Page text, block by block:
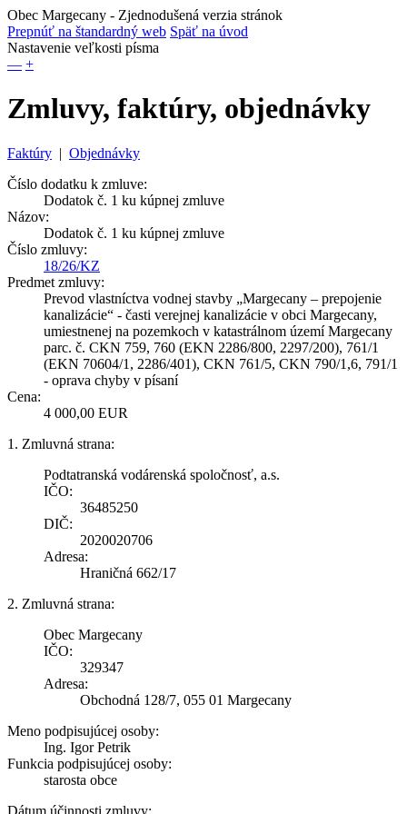
Obec Margecany - Zjednodušená verzia stránok
Prepnúť na štandardný web Späť na úvod
Nastavenie veľkosti písma
— +
Zmluvy, faktúry, objednávky
Faktúry | Objednávky
Číslo dodatku k zmluve:
Dodatok č. 1 ku kúpnej zmluve
Názov:
Dodatok č. 1 ku kúpnej zmluve
Číslo zmluvy:
18/26/KZ
Predmet zmluvy:
Prevod vlastníctva vodnej stavby „Margecany – prepojenie
kanalizácie“ - časti verejnej kanalizácie v obci Margecany,
umiestnenej na pozemkoch v katastrálnom území Margecany
parc. č. CKN 759, 760 (EKN 2286/800, 2297/200), 761/1
(EKN 70604/1, 2286/401), CKN 761/5, CKN 790/1,6, 791/1
- oprava chyby v písaní
Cena:
4 000,00 EUR
1. Zmluvná strana:
Podtatranská vodárenská spoločnosť, a.s.
IČO:
36485250
DIČ:
2020020706
Adresa:
Hraničná 662/17
2. Zmluvná strana:
Obec Margecany
IČO:
329347
Adresa:
Obchodná 128/7, 055 01 Margecany
Meno podpisujúcej osoby:
Ing. Igor Petrik
Funkcia podpisujúcej osoby:
starosta obce
Dátum účinnosti zmluvy: